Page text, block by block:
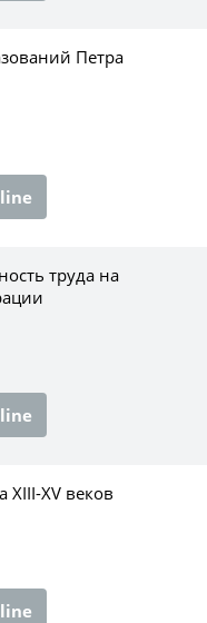
Петра
труда на
XIII-XV веков